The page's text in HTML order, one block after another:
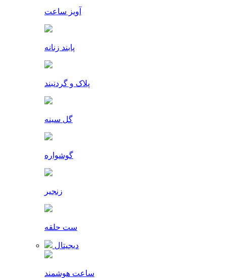
آویز ساعت
پابند زنانه
پلاک و گردنبند
گل سینه
گوشواره
زنجیر
ست حلقه
دیجیتال
ساعت هوشمند